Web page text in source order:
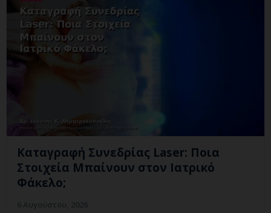
Καταγραφή Συνεδρίας Laser: Ποια
Στοιχεία Μπαίνουν στον Ιατρικό
Φάκελο;